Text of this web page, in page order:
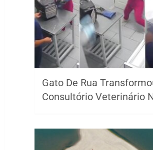
Gato De Rua
Consultório Veterinário